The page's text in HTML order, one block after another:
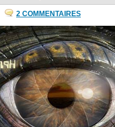
2 COMMENTAIRES